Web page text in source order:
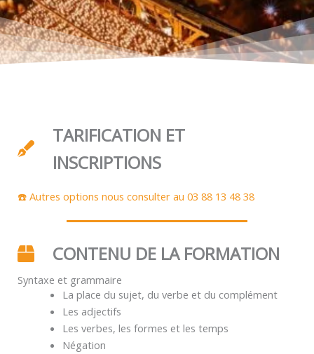
TARIFICATION ET
INSCRIPTIONS
☎️ Autres options nous consulter au 03 88 13 48 38
CONTENU DE LA FORMATION
Syntaxe et grammaire
La place du sujet, du verbe et du complément
Les adjectifs
Les verbes, les formes et les temps
Négation